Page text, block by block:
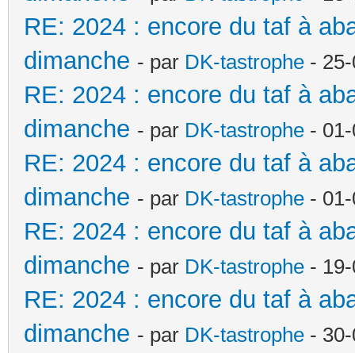
RE: 2024 : encore du taf à
dimanche - par DK-tastrophe -
RE: 2024 : encore du taf à
dimanche - par DK-tastrophe -
RE: 2024 : encore du taf à
dimanche - par DK-tastrophe -
RE: 2024 : encore du taf à
dimanche - par DK-tastrophe -
RE: 2024 : encore du taf à
dimanche - par DK-tastrophe -